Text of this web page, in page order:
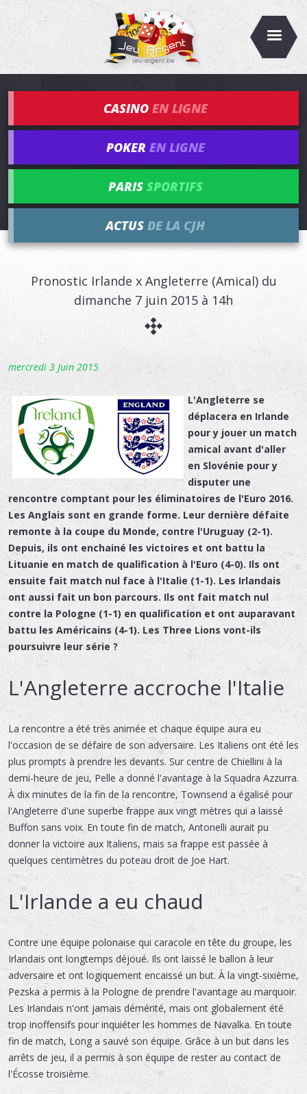
CASINO EN LIGNE
POKER EN LIGNE
PARIS SPORTIFS
ACTUS DE LA CJH
Pronostic Irlande x Angleterre (Amical) du
dimanche 7 juin 2015 à 14h
mercredi 3 Juin 2015
L'Angleterre se
déplacera en Irlande
pour y jouer un match
amical avant d'aller
en Slovénie pour y
disputer une
rencontre comptant pour les éliminatoires de l'Euro 2016.
Les Anglais sont en grande forme. Leur dernière défaite
remonte à la coupe du Monde, contre l'Uruguay (2-1).
Depuis, ils ont enchainé les victoires et ont battu la
Lituanie en match de qualification à l'Euro (4-0). Ils ont
ensuite fait match nul face à l'Italie (1-1). Les Irlandais
ont aussi fait un bon parcours. Ils ont fait match nul
contre la Pologne (1-1) en qualification et ont auparavant
battu les Américains (4-1). Les Three Lions vont-ils
poursuivre leur série ?
L'Angleterre accroche l'Italie
La rencontre a été très animée et chaque équipe aura eu
l'occasion de se défaire de son adversaire. Les Italiens ont été les
plus prompts à prendre les devants. Sur centre de Chiellini à la
demi-heure de jeu, Pelle a donné l'avantage à la Squadra Azzurra.
À dix minutes de la fin de la rencontre, Townsend a égalisé pour
l'Angleterre d'une superbe frappe aux vingt mètres qui a laissé
Buffon sans voix. En toute fin de match, Antonelli aurait pu
donner la victoire aux Italiens, mais sa frappe est passée à
quelques centimètres du poteau droit de Joe Hart.
L'Irlande a eu chaud
Contre une équipe polonaise qui caracole en tête du groupe, les
Irlandais ont longtemps déjoué. Ils ont laissé le ballon à leur
adversaire et ont logiquement encaissé un but. À la vingt-sixième,
Pezska a permis à la Pologne de prendre l'avantage au marquoir.
Les Irlandais n'ont jamais démérité, mais ont globalement été
trop inoffensifs pour inquiéter les hommes de Navalka. En toute
fin de match, Long a sauvé son équipe. Grâce à un but dans les
arrêts de jeu, il a permis à son équipe de rester au contact de
l'Écosse troisième.